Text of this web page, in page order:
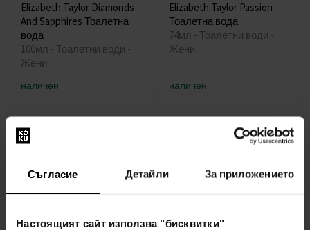
Съгласие Детайли За приложението
Настоящият сайт използва "бисквитки"
Elizabeth Taylor Diamonds
And Sapphires Тоалетна
вода
100мл - Тоалетни води -
Жени
наличен
18,00€
Elizabeth Taylor Passion
Тоалетна вода
74мл - Тоалетни води -
Жени
наличен
(43,03лв)